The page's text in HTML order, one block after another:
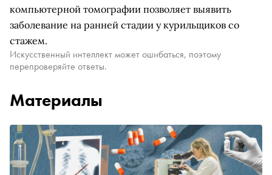
компьютерной томографии позволяет выявить
заболевание на ранней стадии у курильщиков со
стажем.
Искусственный интеллект может ошибаться, поэтому
перепроверяйте ответы.
Материалы